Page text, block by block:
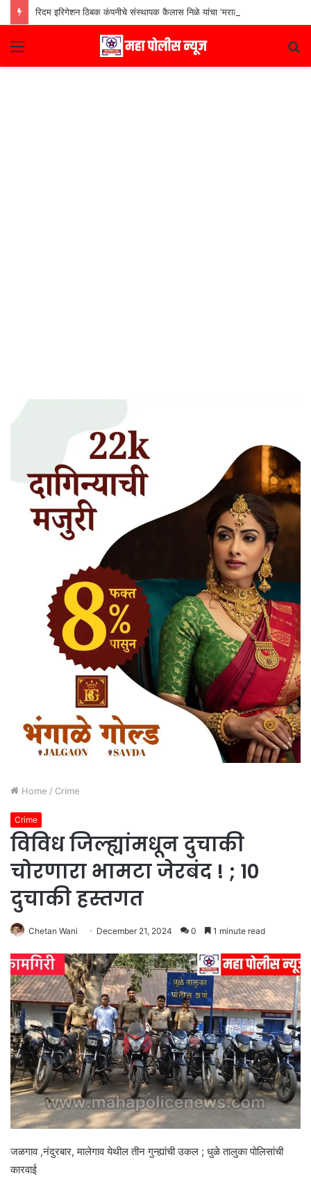
Menu
Home / Crime
Crime
विविध जिल्ह्यांमधून दुचाकी
चोरणारा भामटा जेरबंद ! ; 10
दुचाकी हस्तगत
Chetan Wani December 21, 2024 0 1 minute read
जळगाव ,नंदुरबार, मालेगाव येथील तीन गुन्ह्यांची उकल ; धुळे तालुका पोलिसांची
कारवाई